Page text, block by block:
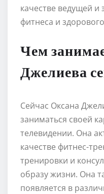
качестве ведущей и
фитнеса и
Чем
Джелиева
Сейчас Оксана
заниматься своей
телевидении. Она
качестве фитнес-
тренировки и
образу жизни. Она
появляется в